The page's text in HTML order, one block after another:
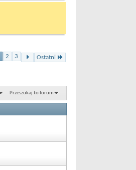
2 3 Ostatni
Przeszukaj to forum